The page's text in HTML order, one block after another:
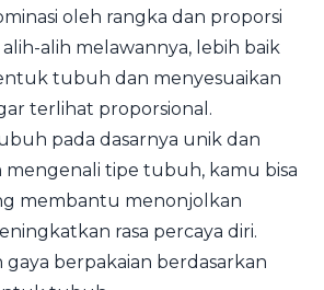
oleh rangka dan proporsi
alih-alih melawannya, lebih baik
tubuh dan menyesuaikan
terlihat proporsional.
pada dasarnya unik dan
mengenali tipe tubuh, kamu bisa
membantu menonjolkan
rasa percaya diri.
berpakaian berdasarkan